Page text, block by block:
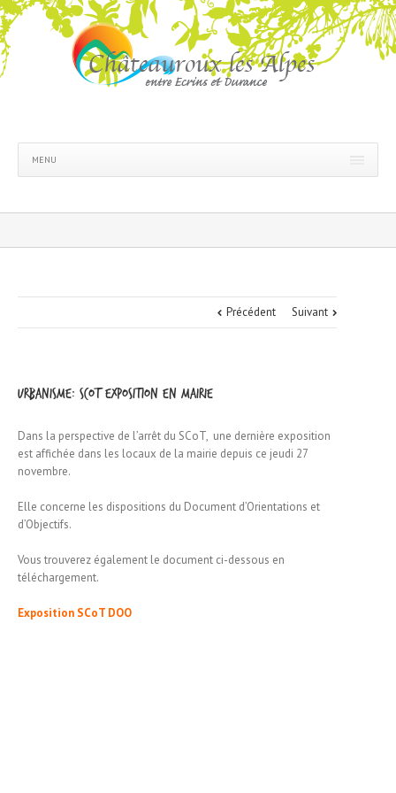
MENU
Précédent Suivant
Urbanisme: SCoT exposition en mairie
Dans la perspective de l’arrêt du SCoT, une dernière exposition
est affichée dans les locaux de la mairie depuis ce jeudi 27
novembre.
Elle concerne les dispositions du Document d’Orientations et
d’Objectifs.
Vous trouverez également le document ci-dessous en
téléchargement.
Exposition SCoT DOO